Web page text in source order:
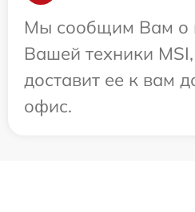
Мы сообщим Вам о
Вашей техники
доставит ее к вам
офис.